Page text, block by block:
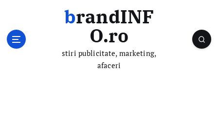
brandINF
O.ro
stiri publicitate, marketing,
afaceri